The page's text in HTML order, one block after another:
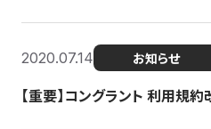
2020.07.14 お知らせ
【重要】コングラント 利用規